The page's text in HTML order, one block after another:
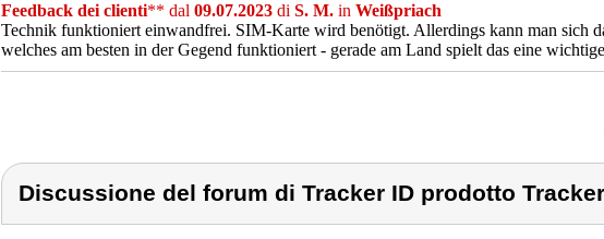
Feedback dei clienti** dal 09.07.2023 di S. M. in Weißpriach
Technik funktioniert einwandfrei. SIM-Karte wird benötigt. Allerdings kann man sich
welches am besten in der Gegend funktioniert - gerade am Land spielt das eine
Discussione del forum di Tracker ID prodotto